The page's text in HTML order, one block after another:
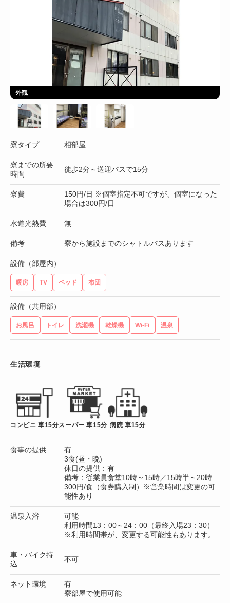
外観
寮タイプ 相部屋
寮までの所要
時間
徒歩2分～送迎バスで15分
寮費
150円/日 ※個室指定不可ですが、個室になった
場合は300円/日
水道光熱費 無
備考 寮から施設までのシャトルバスあります
設備（部屋内）
暖房 TV ベッド 布団
設備（共用部）
お風呂 トイレ 洗濯機 乾燥機 Wi-Fi 温泉
生活環境
コンビニ 車15分スーパー 車15分 病院 車15分
食事の提供
有
3食(昼・晩)
休日の提供：有
備考：従業員食堂10時～15時／15時半～20時
300円/食（食券購入制）※営業時間は変更の可
能性あり
温泉入浴
可能
利用時間13：00～24：00（最終入場23：30）
※利用時間帯が、変更する可能性もあります。
車・バイク持
込
不可
ネット環境
有
寮部屋で使用可能